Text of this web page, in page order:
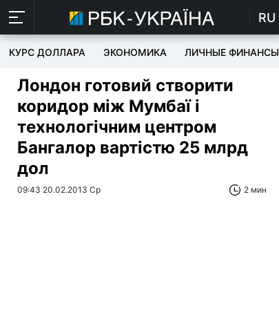
RU
КУРС ДОЛЛАРА ЭКОНОМИКА ЛИЧНЫЕ ФИНАНСЫ
Лондон готовий створити
коридор між Мумбаї і
технологічним центром
Бангалор вартістю 25 млрд
дол
09:43 20.02.2013 Ср 2 мин